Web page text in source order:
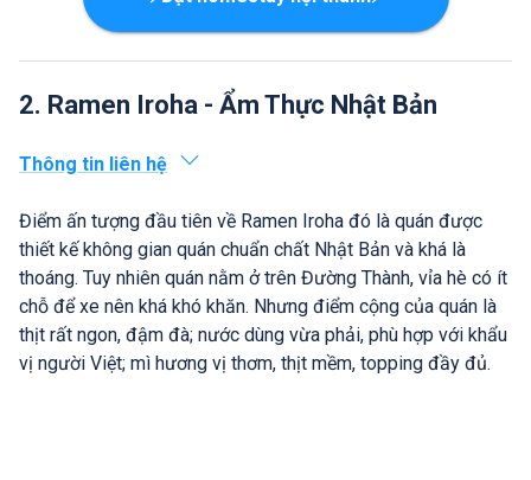
2. Ramen Iroha - Ẩm Thực Nhật Bản
Thông tin liên hệ
Điểm ấn tượng đầu tiên về Ramen Iroha đó là quán được
thiết kế không gian quán chuẩn chất Nhật Bản và khá là
thoáng. Tuy nhiên quán nằm ở trên Đường Thành, vỉa hè có ít
chỗ để xe nên khá khó khăn. Nhưng điểm cộng của quán là
thịt rất ngon, đậm đà; nước dùng vừa phải, phù hợp với khẩu
vị người Việt; mì hương vị thơm, thịt mềm, topping đầy đủ.